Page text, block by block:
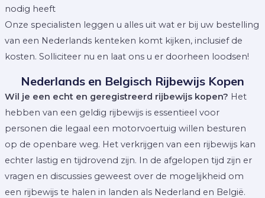
nodig heeft
Onze specialisten leggen u alles uit wat er bij uw bestelling
van een Nederlands kenteken komt kijken, inclusief de
kosten. Solliciteer nu en laat ons u er doorheen loodsen!
Nederlands en Belgisch Rijbewijs Kopen
Wil je een echt en geregistreerd rijbewijs kopen? Het
hebben van een geldig rijbewijs is essentieel voor
personen die legaal een motorvoertuig willen besturen
op de openbare weg. Het verkrijgen van een rijbewijs kan
echter lastig en tijdrovend zijn. In de afgelopen tijd zijn er
vragen en discussies geweest over de mogelijkheid om
een rijbewijs te halen in landen als Nederland en België.